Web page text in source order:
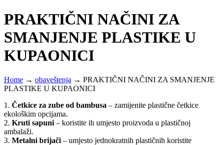
PRAKTIČNI NAČINI ZA
SMANJENJE PLASTIKE U
KUPAONICI
Home → obaveštenja → PRAKTIČNI NAČINI ZA SMANJENJE
PLASTIKE U KUPAONICI
1. Četkice za zube od bambusa – zamijenite plastične četkice
ekološkim opcijama.
2. Kruti sapuni – koristite ih umjesto proizvoda u plastičnoj
ambalaži.
3. Metalni brijači – umjesto jednokratnih plastičnih koristite